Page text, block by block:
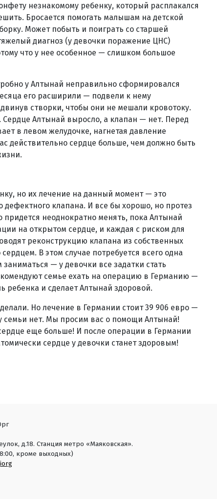
незнакомому ребенку, который расплакался
Бросается помогать малышам на детской
Может побыть и поиграть со старшей
диагноз (у девочки поражение ЦНС)
что у нее особенное — слишком большое
у Алтынай неправильно сформировался
его расширили — подвели к нему
створки, чтобы они не мешали кровотоку.
Алтынай выросло, а клапан — нет. Перед
в левом желудочке, нагнетая давление
действительно сердце больше, чем должно быть
но их лечение на данный момент — это
дефектного клапана. И все бы хорошо, но протез
придется неоднократно менять, пока Алтынай
на открытом сердце, и каждая с риском для
реконструкцию клапана из собственных
В этом случае потребуется всего одна
— у девочки все задатки стать
семье ехать на операцию в Германию —
ребенка и сделает Алтынай здоровой.
Но лечение в Германии стоит 39 906 евро —
семьи нет. Мы просим вас о помощи Алтынай!
еще больше! И после операции в Германии
сердце у девочки станет здоровым!
д.18. Станция метро «Маяковская».
кроме выходных)